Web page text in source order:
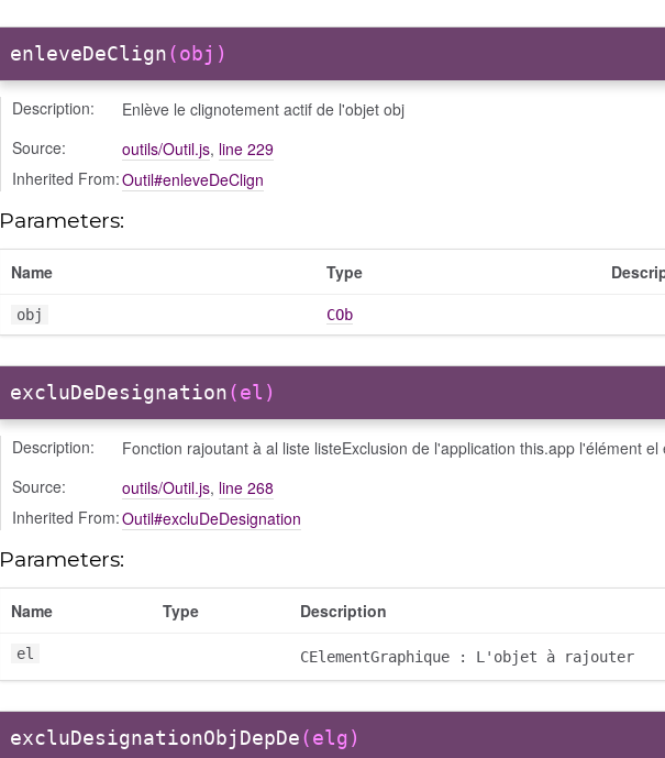
enleveDeClign(obj)
Description:
Enlève le clignotement actif de l'objet obj
Source:
outils/Outil.js, line 229
Inherited From:Outil#enleveDeClign
Parameters:
Name Type
obj COb
excluDeDesignation(el)
Description:
Fonction rajoutant à al liste listeExclusion de l'application this.app l'élément
Source:
outils/Outil.js, line 268
Inherited From:Outil#excluDeDesignation
Parameters:
Name Type Description
el CElementGraphique : L'objet à rajouter
excluDesignationObjDepDe(elg)